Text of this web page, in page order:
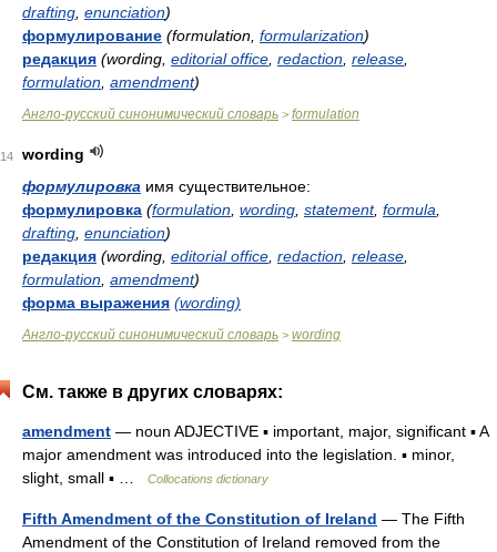
drafting enunciation)
формулирование (formulation, formularization)
редакция (wording, editorial office redaction release
formulation amendment)
Англо-русский синонимический словарь > formulation
14
wording
формулировка имя существительное:
формулировка (formulation wording statement, formula
drafting enunciation)
редакция (wording, editorial office redaction release
formulation amendment)
форма выражения (wording)
Англо-русский синонимический словарь > wording
См. также в других словарях:
amendment — noun ADJECTIVE ▪ important, major, significant ▪ A
major amendment was introduced into the legislation. ▪ minor,
slight, small ▪ …
Collocations dictionary
Fifth Amendment of the Constitution of Ireland — The Fifth
Amendment of the Constitution of Ireland removed from the